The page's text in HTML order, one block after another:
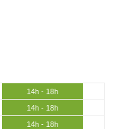
14h - 18h
14h - 18h
14h - 18h